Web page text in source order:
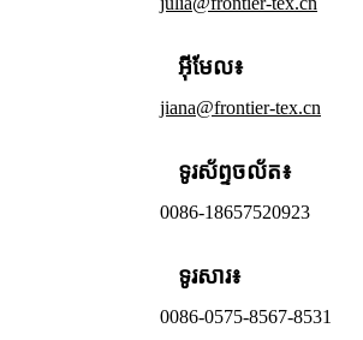
អ៊ីមែល៖
jiana@frontier-tex.cn
ទូរស័ព្ទចល័ត៖
0086-18657520923
ទូរសារ៖
0086-0575-8567-8531